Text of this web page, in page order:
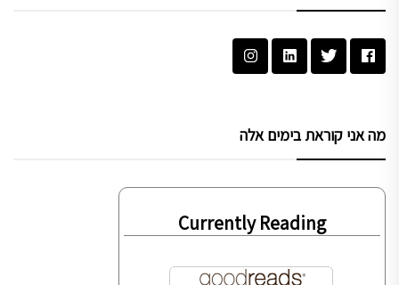
מה אני קוראת בימים אלה
Currently Reading